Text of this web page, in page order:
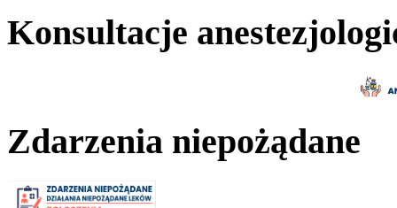
Konsultacje
Zdarzenia niepożądane